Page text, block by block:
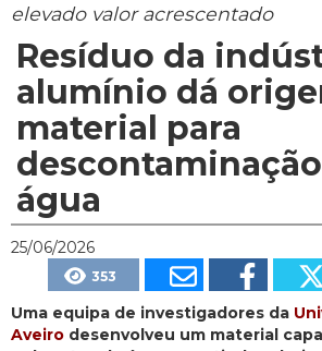
elevado valor acrescentado
Resíduo da
alumínio dá
material para
água
25/06/2026
353
Uma equipa de investigadores da
Aveiro desenvolveu um material